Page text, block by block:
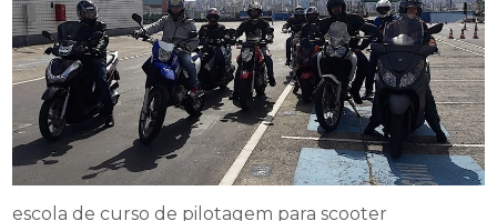
escola de curso de pilotagem para scooter